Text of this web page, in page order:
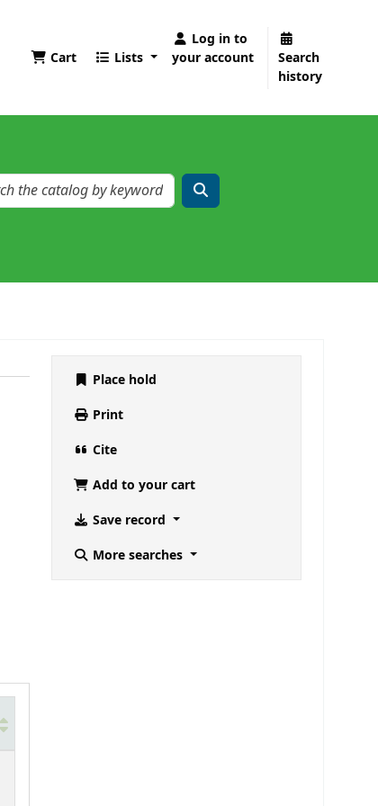
Cart Lists
Log in to
your account
Search
history
Place hold
Print
Cite
Add to your cart
Save record
More searches